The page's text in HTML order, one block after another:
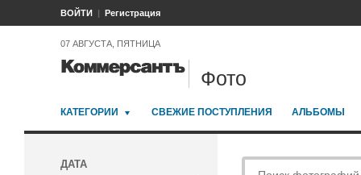
ВОЙТИ Регистрация
07 АВГУСТА, ПЯТНИЦА
Фото
КАТЕГОРИИ СВЕЖИЕ ПОСТУПЛЕНИЯ АЛЬБОМЫ
ДАТА